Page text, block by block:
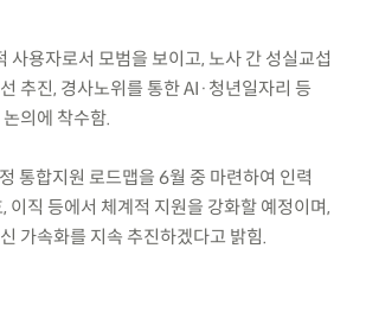
사용자로서 모범을 보이고, 노사 간 성실교섭
추진, 경사노위를 통한 AI·청년일자리 등
의에 착수함.
통합지원 로드맵을 6월 중 마련하여 인력
이직 등에서 체계적 지원을 강화할 예정이며,
가속화를 지속 추진하겠다고 밝힘.